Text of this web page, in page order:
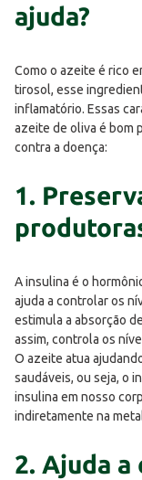
ajuda?
Como o azeite é rico
tirosol, esse
inflamatório. Essas
azeite de oliva é bom
contra a doença:
1.
A insulina é o
ajuda a controlar os
estimula a absorção
assim, controla os
O azeite atua
saudáveis, ou seja, o
insulina em nosso
indiretamente na
2. Ajuda